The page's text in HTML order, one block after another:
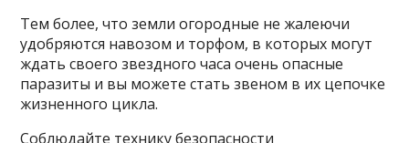
Тем более, что земли огородные не жалеючи
удобряются навозом и торфом, в которых могут
ждать своего звездного часа очень опасные
паразиты и вы можете стать звеном в их цепочке
жизненного цикла.
Соблюдайте технику безопасности